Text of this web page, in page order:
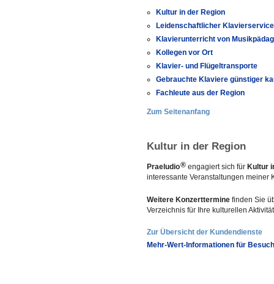
Kultur in der Region
Leidenschaftlicher
Klavierunterricht von
Kollegen vor Ort
Klavier- und Flügeltransporte
Gebrauchte Klaviere günstiger
Fachleute aus der Region
Zum Seitenanfang
Kultur in der Region
Praeludio® engagiert sich für Kultur
interessante Veranstaltungen meiner
Weitere Konzerttermine finden Sie
Verzeichnis für Ihre kulturellen
Zur Übersicht der Kundendienste
Mehr-Wert-Informationen für